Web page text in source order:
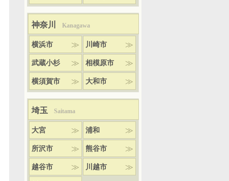
神奈川 Kanagawa
横浜市 川崎市
武蔵小杉 相模原市
横須賀市 大和市
埼玉 Saitama
大宮 浦和
所沢市 熊谷市
越谷市 川越市